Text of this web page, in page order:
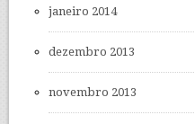
janeiro 2014
dezembro 2013
novembro 2013